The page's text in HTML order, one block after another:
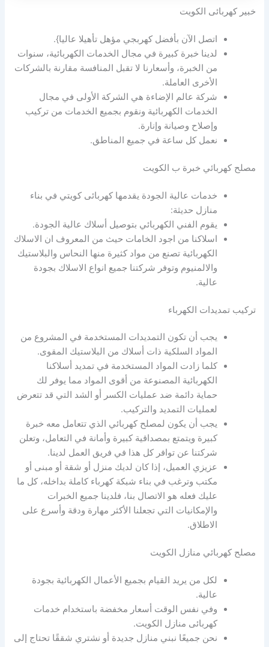
خبير كهربائى الكويت
اتصل الآن بأفضل كهربجي مؤهل تأهيلا عاليا}.
لدينا خبرة كبيرة في مجال الخدمات الكهربائية، سنوات
من الخبرة، وأسعارنا لا تقبل المنافسة مقارنة بالشركات
الأخرى العاملة.
شركة عالم الإضاءة هي الشركة الأولى في مجال
الخدمات الكهربائية ونقوم بجميع الخدمات من تركيب
وإصلاح وصيانة وإنارة.
نعمل كل ساعة في جميع المناطق.
مصلح كهربائي خبرة ب الكويت
خدمات عالية الجودة يقدمها كهربائى كويتي في بناء
منازل حديثة:
يقوم الفني الكهربائي بتوصيل أسلاك عالية الجودة.
اسلاكنا من اجود الخامات حيث من المعروف ان الاسلاك
الكهربائية تصنع من مواد كثيرة منها النحاس والبلاستيك
والالمنيوم وتوفر شركتنا جميع انواع الاسلاك بجودة
عالية.
تركيب تمديدات الكهرباء
يجب أن تكون التمديدات المستخدمة في المشروع من
المواد السلكية ذات أسلاك من البلاستيك المقوى.
كلما زادت المواد المستخدمة في تمديد أسلاكنا
الكهربائية المصنوعة من أقوى المواد مما يوفر لك
حماية دائمة ضد عمليات الكسر أو الشد التي قد تتعرض
لعمليات التمديد والتركيب.
يجب أن يكون لمصلح كهربائي الذي تتعامل معه خبرة
كبيرة ويتمتع بمصداقية كبيرة وأمانة في التعامل، وتعلن
شركتنا عن توافر كل هذا في فريق العمل لدينا.
عزيزي العميل، إذا كان لديك منزل أو شقة أو مبنى أو
مكتب وترغب في بناء شبكة كهرباء كاملة بداخله، كل ما
عليك فعله هو الاتصال بنا، فلدينا جميع الخبرات
والإمكانيات التي تجعلنا الأكثر مهارة ودقة وأسرع على
الاطلاق.
مصلح كهربائي منازل الكويت
لكل من يريد القيام بجميع الأعمال الكهربائية بجودة
عالية.
وفي نفس الوقت أسعار مخفضة باستخدام خدمات
كهربائى منازل الكويت.
نحن جميعًا نبني منازل جديدة أو نشتري شققًا تحتاج إلى